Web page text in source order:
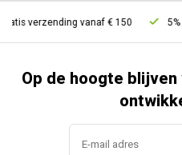
verzending vanaf € 150
Op de hoogte